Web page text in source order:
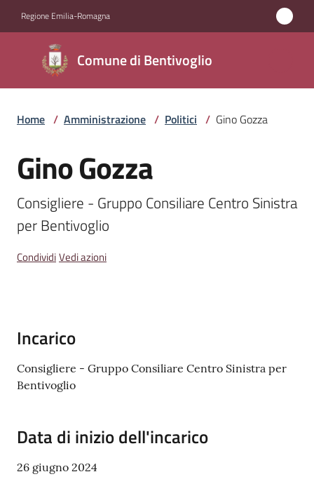
Regione Emilia-Romagna
Comune di Bentivoglio
Comune di
Bentivoglio
Amministrazione
Novità
Servizi
Bentivoglio
Amministrazione
Trasparente
b
P
Home / Amministrazione / Politici / Gino Gozza
Salta al contenuto
Gino Gozza
Consigliere - Gruppo Consiliare Centro Sinistra
per Bentivoglio
CondividiVedi azioni
Incarico
Consigliere - Gruppo Consiliare Centro Sinistra per
Bentivoglio
Data di inizio dell'incarico
26 giugno 2024